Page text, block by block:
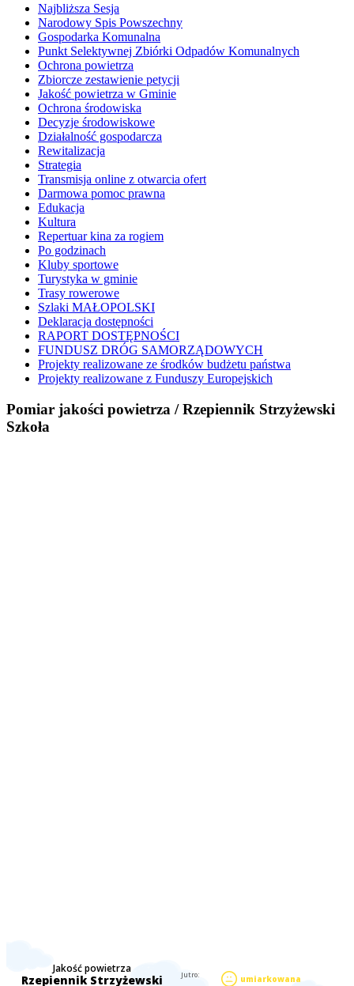
Najbliższa Sesja
Narodowy Spis Powszechny
Gospodarka Komunalna
Punkt Selektywnej Zbiórki Odpadów Komunalnych
Ochrona powietrza
Zbiorcze zestawienie petycji
Jakość powietrza w Gminie
Ochrona środowiska
Decyzje środowiskowe
Działalność gospodarcza
Rewitalizacja
Strategia
Transmisja online z otwarcia ofert
Darmowa pomoc prawna
Edukacja
Kultura
Repertuar kina za rogiem
Po godzinach
Kluby sportowe
Turystyka w gminie
Trasy rowerowe
Szlaki MAŁOPOLSKI
Deklaracja dostępności
RAPORT DOSTĘPNOŚCI
FUNDUSZ DRÓG SAMORZĄDOWYCH
Projekty realizowane ze środków budżetu państwa
Projekty realizowane z Funduszy Europejskich
Pomiar jakości powietrza / Rzepiennik Strzyżewski
Szkoła